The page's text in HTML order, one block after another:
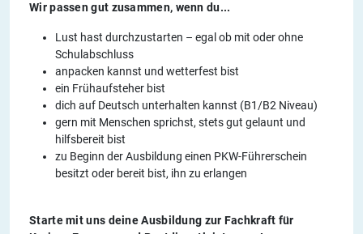
Wir passen gut zusammen, wenn du...
Lust hast durchzustarten – egal ob mit oder ohne
Schulabschluss
anpacken kannst und wetterfest bist
ein Frühaufsteher bist
dich auf Deutsch unterhalten kannst (B1/B2 Niveau)
gern mit Menschen sprichst, stets gut gelaunt und
hilfsbereit bist
zu Beginn der Ausbildung einen PKW-Führerschein
besitzt oder bereit bist, ihn zu erlangen
Starte mit uns deine Ausbildung zur Fachkraft für